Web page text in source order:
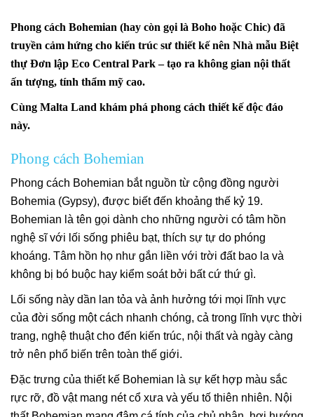
Phong cách Bohemian (hay còn gọi là Boho hoặc Chic) đã
truyền cảm hứng cho kiến trúc sư thiết kế nên Nhà mẫu Biệt
thự Đơn lập Eco Central Park – tạo ra không gian nội thất
ấn tượng, tính thẩm mỹ cao.
Cùng Malta Land khám phá phong cách thiết kế độc đáo
này.
Phong cách Bohemian
Phong cách Bohemian bắt nguồn từ cộng đồng người
Bohemia (Gypsy), được biết đến khoảng thế kỷ 19.
Bohemian là tên gọi dành cho những người có tâm hồn
nghệ sĩ với lối sống phiêu bạt, thích sự tự do phóng
khoáng. Tâm hồn họ như gắn liền với trời đất bao la và
không bị bó buộc hay kiểm soát bởi bất cứ thứ gì.
Lối sống này dần lan tỏa và ảnh hưởng tới mọi lĩnh vực
của đời sống một cách nhanh chóng, cả trong lĩnh vực thời
trang, nghệ thuật cho đến kiến trúc, nội thất và ngày càng
trở nên phổ biến trên toàn thế giới.
Đặc trưng của thiết kế Bohemian là sự kết hợp màu sắc
rực rỡ, đồ vật mang nét cổ xưa và yếu tố thiên nhiên. Nội